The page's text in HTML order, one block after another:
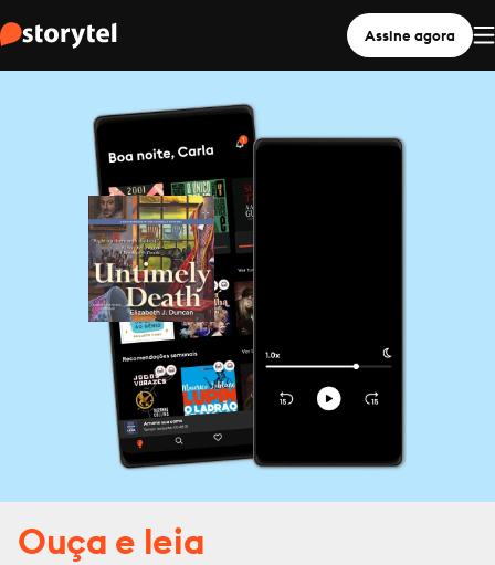
Assine agora
Ouça e leia